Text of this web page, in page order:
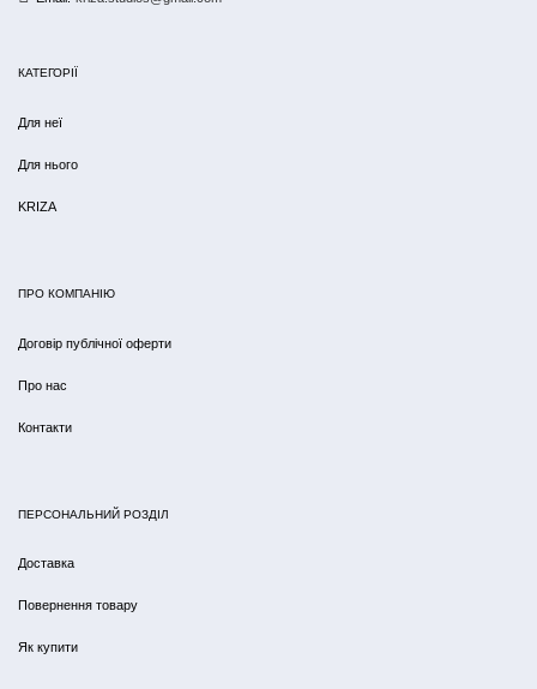
КАТЕГОРІЇ
Для неї
Для нього
KRIZA
ПРО КОМПАНІЮ
Договір публічної оферти
Про нас
Контакти
ПЕРСОНАЛЬНИЙ РОЗДІЛ
Доставка
Повернення товару
Як купити